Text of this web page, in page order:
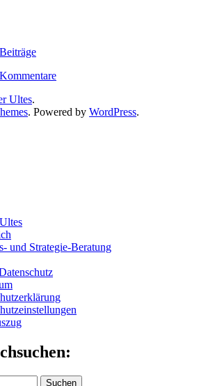
Ultes.
. Powered by WordPress.
und Strategie-Beratung